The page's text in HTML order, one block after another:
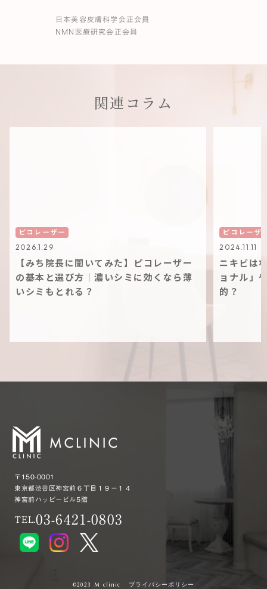
日本美容皮膚科学会正会員
NMN医療研究会正会員
関連コラム
ピコレーザー
2026.1.29
【みち院長に聞いてみた】ピコレーザー
の基本と選び方｜濃いシミに効くなら薄
いシミもとれる？
ピコレーザ
2024.11.11
ニキビは
ョナル」
的？
〒150-0001
東京都渋谷区神宮前６丁目１９−１４
神宮前ハッピービル5階
TEL.03-6421-0803
プライバシーポリシー
©︎2023 M clinic